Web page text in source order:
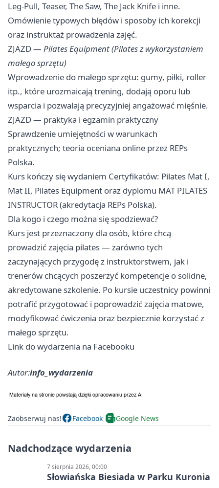
Leg-Pull, Teaser, The Saw, The Jack Knife i inne.
Omówienie typowych błędów i sposoby ich korekcji
oraz instruktaż prowadzenia zajęć.
ZJAZD — Pilates Equipment (Pilates z wykorzystaniem
małego sprzętu)
Wprowadzenie do małego sprzętu: gumy, piłki, roller
itp., które urozmaicają trening, dodają oporu lub
wsparcia i pozwalają precyzyjniej angażować mięśnie.
ZJAZD — praktyka i egzamin praktyczny
Sprawdzenie umiejętności w warunkach
praktycznych; teoria oceniana online przez REPs
Polska.
Kurs kończy się wydaniem Certyfikatów: Pilates Mat I,
Mat II, Pilates Equipment oraz dyplomu MAT PILATES
INSTRUCTOR (akredytacja REPs Polska).
Dla kogo i czego można się spodziewać? ‍
Kurs jest przeznaczony dla osób, które chcą
prowadzić zajęcia pilates — zarówno tych
zaczynających przygodę z instruktorstwem, jak i
trenerów chcących poszerzyć kompetencje o solidne,
akredytowane szkolenie. Po kursie uczestnicy powinni
potrafić przygotować i poprowadzić zajęcia matowe,
modyfikować ćwiczenia oraz bezpiecznie korzystać z
małego sprzętu.
Link do wydarzenia na Facebooku
Autor:info_wydarzenia
Zaobserwuj nas! Facebook Google News
Nadchodzące wydarzenia
7 sierpnia 2026, 00:00
Słowiańska Biesiada w Parku Kuronia